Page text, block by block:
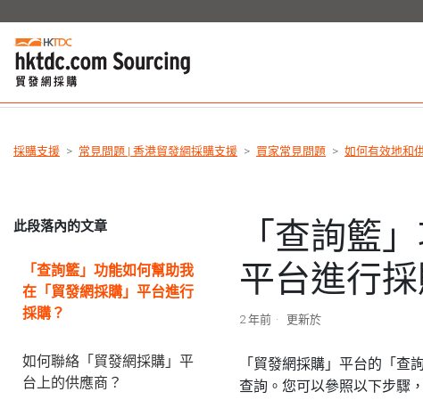
採購支援 常見問題 | 香港貿發網採購支援 買家常見問題 如何有效地和
此段落內的文章
「查詢籃」功能如何幫助我
在「貿發網採購」平台進行
採購？
如何聯絡「貿發網採購」平
台上的供應商？
「查詢籃
平台進行採
2 年前 更新於
「貿發網採購」平台的「
查詢。您可以參照以下步驟